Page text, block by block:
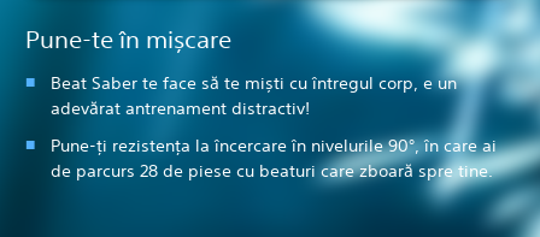
Pune-te în mișcare
Beat Saber te face să te miști cu întregul corp, e un
adevărat antrenament distractiv!
Pune-ți rezistența la încercare în nivelurile 90°, în care ai
de parcurs 28 de piese cu beaturi care zboară spre tine.